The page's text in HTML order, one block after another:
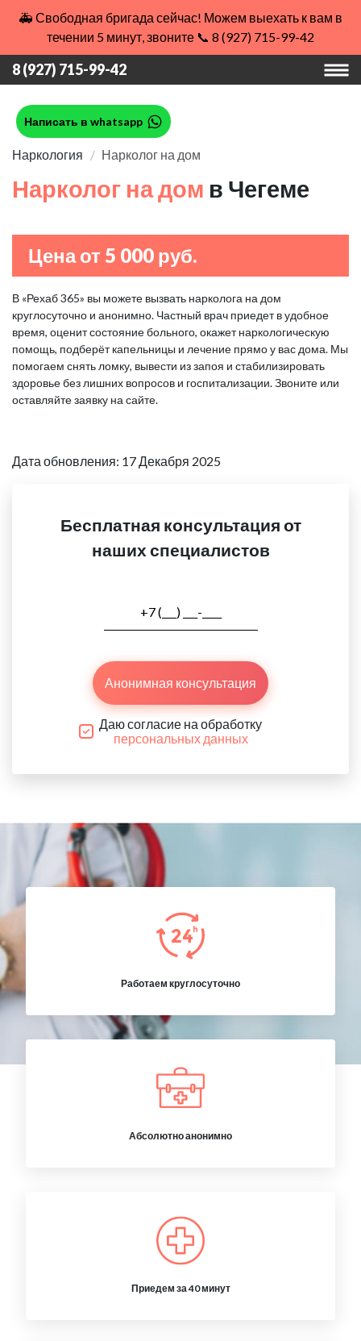
🚑 Свободная бригада сейчас! Можем выехать к вам в
течении 5 минут, звоните 📞 8 (927) 715-99-42
8 (927) 715-99-42
Написать в whatsapp
Наркология Нарколог на дом
Нарколог на дом в Чегеме
Цена от 5 000 руб.
В «Рехаб 365» вы можете вызвать нарколога на дом
круглосуточно и анонимно. Частный врач приедет в удобное
время, оценит состояние больного, окажет наркологическую
помощь, подберёт капельницы и лечение прямо у вас дома. Мы
помогаем снять ломку, вывести из запоя и стабилизировать
здоровье без лишних вопросов и госпитализации. Звоните или
оставляйте заявку на сайте.
Дата обновления: 17 Декабря 2025
Бесплатная консультация от
наших специалистов
Анонимная консультация
Даю согласие на обработку
персональных данных
Работаем круглосуточно
Абсолютно анонимно
Приедем за 40 минут